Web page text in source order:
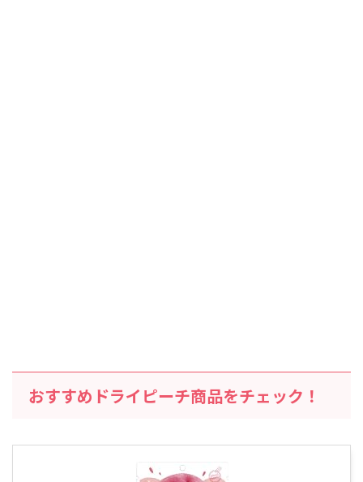
おすすめドライピーチ商品をチェック！